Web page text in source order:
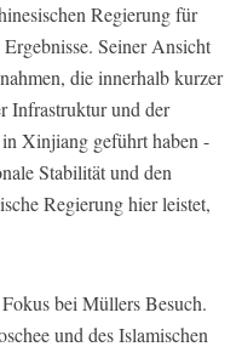
Regierung für
Seiner Ansicht
die innerhalb kurzer
Infrastruktur und der
Xinjiang geführt haben -
Stabilität und den
Regierung hier leistet,
bei Müllers Besuch.
und des Islamischen